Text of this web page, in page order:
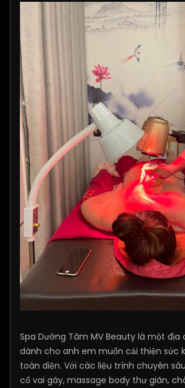
Spa Dưỡng Tâm MV Beauty là một địa
dành cho anh em muốn cải thiện sức
toàn diện. Với các liệu trình chuyên
cổ vai gáy, massage body thư giãn,